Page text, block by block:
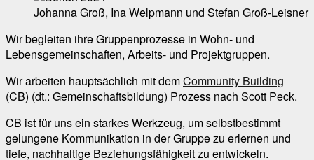
Johanna Groß, Ina Welpmann und Stefan Groß-Leisner
Wir begleiten ihre Gruppenprozesse in Wohn- und
Lebensgemeinschaften, Arbeits- und Projektgruppen.
Wir arbeiten hauptsächlich mit demCommunity Building
(CB) (dt.: Gemeinschaftsbildung) Prozess nach Scott Peck.
CB ist für uns ein starkes Werkzeug, um selbstbestimmt
gelungene Kommunikation in der Gruppe zu erlernen und
tiefe, nachhaltige Beziehungsfähigkeit zu entwickeln.